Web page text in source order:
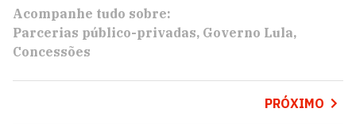
Acompanhe tudo sobre:
Parcerias público-privadas Governo Lula
Concessões
PRÓXIMO